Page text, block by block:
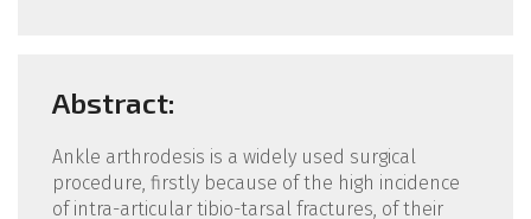
Abstract:
Ankle arthrodesis is a widely used surgical
procedure, firstly because of the high incidence
of intra-articular tibio-tarsal fractures, of their